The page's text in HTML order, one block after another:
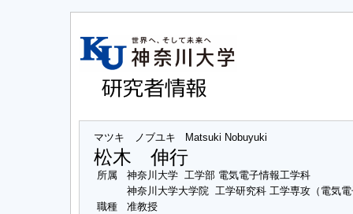
マツキ ノブユキ Matsuki Nobuyuki
松木 伸行
所属
神奈川大学 工学部 電気電子情報工学科
神奈川大学大学院 工学研究科 工学専攻（電気
職種
准教授